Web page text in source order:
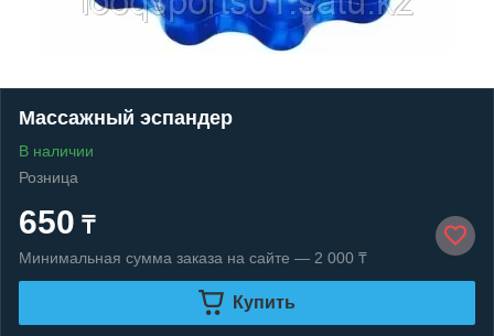
Массажный эспандер
В наличии
Розница
650 ₸
Минимальная сумма заказа на сайте — 2 000 ₸
Купить